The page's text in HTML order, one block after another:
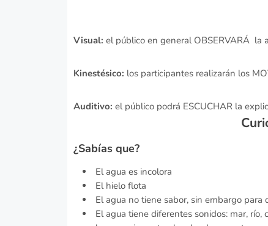
Visual: el público en general OBSERVARÁ la
Kinestésico: los participantes realizarán los
Auditivo: el público podrá ESCUCHAR la
¿Sabías que?
El agua es incolora
El hielo flota
El agua no tiene sabor, sin embargo para
El agua tiene diferentes sonidos: mar, río,